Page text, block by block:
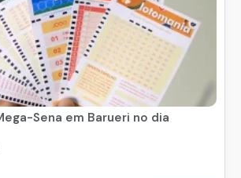
Sena em Barueri no dia